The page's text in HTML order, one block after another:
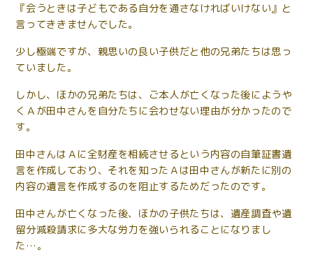
『会うときは子どもである自分を通さなければいけない』と
言ってききませんでした。
少し極端ですが、親思いの良い子供だと他の兄弟たちは思っ
ていました。
しかし、ほかの兄弟たちは、ご本人が亡くなった後にようや
くＡが田中さんを自分たちに会わせない理由が分かったので
す。
田中さんはＡに全財産を相続させるという内容の自筆証書遺
言を作成しており、それを知ったＡは田中さんが新たに別の
内容の遺言を作成するのを阻止するためだったのです。
田中さんが亡くなった後、ほかの子供たちは、遺産調査や遺
留分減殺請求に多大な労力を強いられることになりまし
た…。